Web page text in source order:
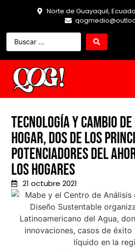
Norte de Guayaquil,
Tecnología y cambio
hogar, dos de los
potenciadores del
los hogares
21 octubre 2021